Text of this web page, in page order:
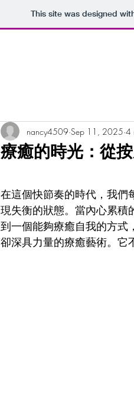
This site was designed
療癒的時光：從
nancy4509 Sep 11, 2025 4
在這個快節奏的時代，我們
現失衡的狀態。當內心累積
到一個能夠療癒自我的方式
卻深具力量的療癒藝術。它